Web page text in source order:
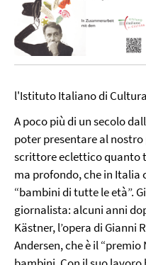
l'Istituto Italiano di
A poco più di un secolo
poter presentare al
scrittore eclettico quanto
ma profondo, che in Italia
“bambini di tutte le età”.
giornalista: alcuni anni
Kästner, l’opera di
Andersen, che è il